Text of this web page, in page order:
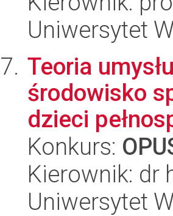
Uniwersytet
Teoria
środowisko
dzieci
Konkurs:
Kierownik: dr
Uniwersytet